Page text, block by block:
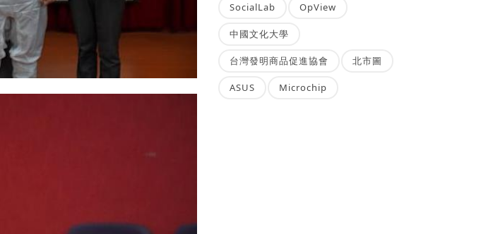
SocialLab OpView
中國文化大學
台灣發明商品促進協會 北市圖
ASUS Microchip